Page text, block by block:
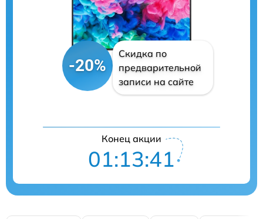
-20%
Скидка по
предварительной
записи на сайте
Конец акции
01:13:40